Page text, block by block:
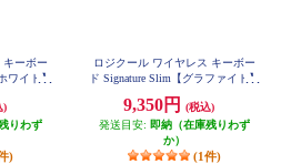
キーボー
ワイト】
)
りわず
)
ロジクール ワイヤレス キーボー
ド Signature Slim【グラファイト】
9,350円
(税込)
発送目安: 即納（在庫残りわず
か）
(1件)